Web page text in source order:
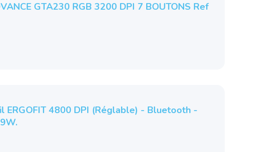
GTA230 RGB 3200 DPI 7 BOUTONS Ref
ERGOFIT 4800 DPI (réglable) - Bluetooth -